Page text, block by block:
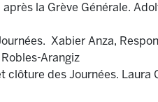
la Grève Générale.
Xabier Anza,
Arangiz
des Journées. Laura